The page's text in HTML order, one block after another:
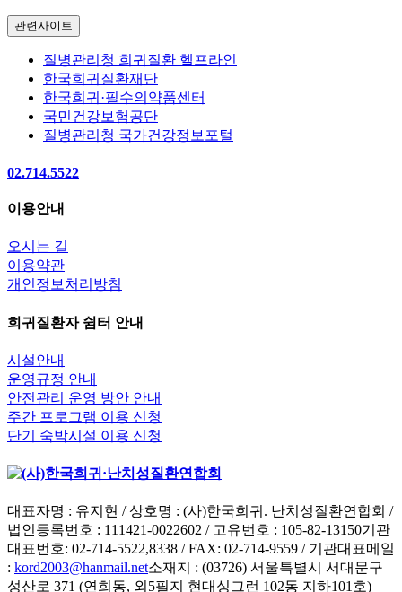
관련사이트
질병관리청 희귀질환 헬프라인
한국희귀질환재단
한국희귀·필수의약품센터
국민건강보험공단
질병관리청 국가건강정보포털
02.714.5522
이용안내
오시는 길
이용약관
개인정보처리방침
희귀질환자 쉼터 안내
시설안내
운영규정 안내
안전관리 운영 방안 안내
주간 프로그램 이용 신청
단기 숙박시설 이용 신청
대표자명 : 유지현 / 상호명 : (사)한국희귀. 난치성질환연합회 /
법인등록번호 : 111421-0022602 / 고유번호 : 105-82-13150기관
대표번호: 02-714-5522,8338 / FAX: 02-714-9559 / 기관대표메일
: kord2003@hanmail.net소재지 : (03726) 서울특별시 서대문구
성산로 371 (연희동, 외5필지 현대싱그런 102동 지하101호)